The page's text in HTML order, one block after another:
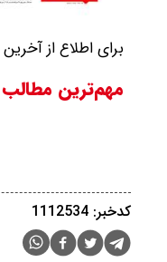
برای اطلاع از
مهم‌ترین مطالب
کدخبر: 1112534